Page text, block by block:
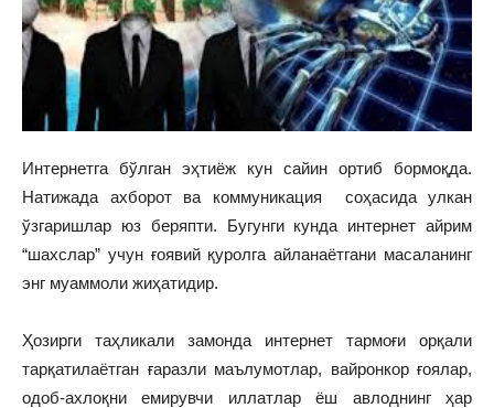
Интернетга бўлган эҳтиёж кун сайин ортиб бормоқда.
Натижада ахборот ва коммуникация соҳасида улкан
ўзгаришлар юз беряпти. Бугунги кунда интернет айрим
“шахслар” учун ғоявий қуролга айланаётгани масаланинг
энг муаммоли жиҳатидир.
Ҳозирги таҳликали замонда интернет тармоғи орқали
тарқатилаётган ғаразли маълумотлар, вайронкор ғоялар,
одоб-ахлоқни емирувчи иллатлар ёш авлоднинг ҳар